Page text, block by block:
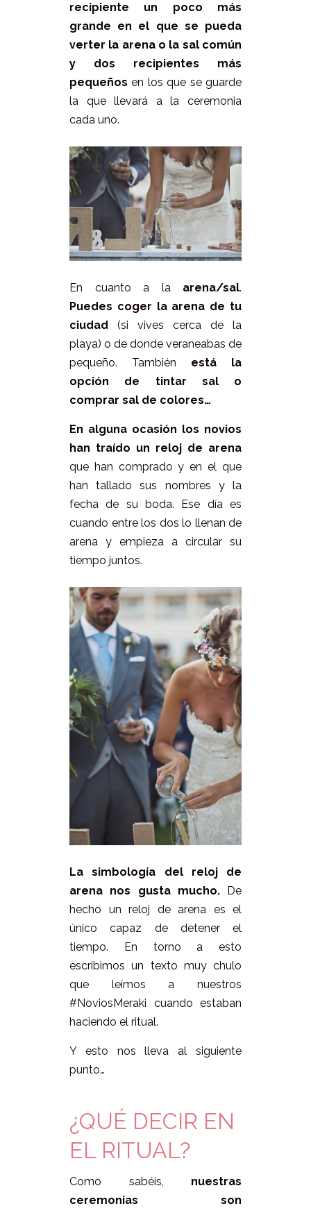
recipiente un poco más
grande en el que se pueda
verter la arena o la sal común
y dos recipientes más
pequeños en los que se guarde
la que llevará a la ceremonia
cada uno.
En cuanto a la arena/sal.
Puedes coger la arena de tu
ciudad
(si vives cerca de la
playa) o de donde veraneabas de
pequeño. También está la
opción de tintar sal o
comprar sal de colores…
En alguna ocasión los novios
han traído un reloj de arena
que han comprado y en el que
han tallado sus nombres y la
fecha de su boda. Ese día es
cuando entre los dos lo llenan de
arena y empieza a circular su
tiempo juntos.
La simbología del reloj de
arena nos gusta mucho.De
hecho un reloj de arena es el
único capaz de detener el
tiempo. En torno a esto
escribimos un texto muy chulo
que leímos a nuestros
#NoviosMeraki cuando estaban
haciendo el ritual.
Y esto nos lleva al siguiente
punto…
¿QUÉ DECIR EN
EL RITUAL?
Como sabéis, nuestras
ceremonias son